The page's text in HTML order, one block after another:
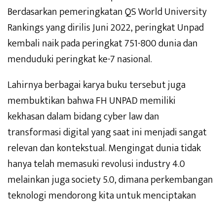
Berdasarkan pemeringkatan QS World University
Rankings yang dirilis Juni 2022, peringkat Unpad
kembali naik pada peringkat 751-800 dunia dan
menduduki peringkat ke-7 nasional.
Lahirnya berbagai karya buku tersebut juga
membuktikan bahwa FH UNPAD memiliki
kekhasan dalam bidang cyber law dan
transformasi digital yang saat ini menjadi sangat
relevan dan kontekstual. Mengingat dunia tidak
hanya telah memasuki revolusi industry 4.0
melainkan juga society 5.0, dimana perkembangan
teknologi mendorong kita untuk menciptakan